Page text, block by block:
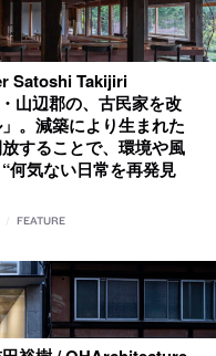
Satoshi Takijiri
山辺郡の、古民家を改
。減築により生まれた
することで、環境や風
何気ない日常を再発見
FEATURE